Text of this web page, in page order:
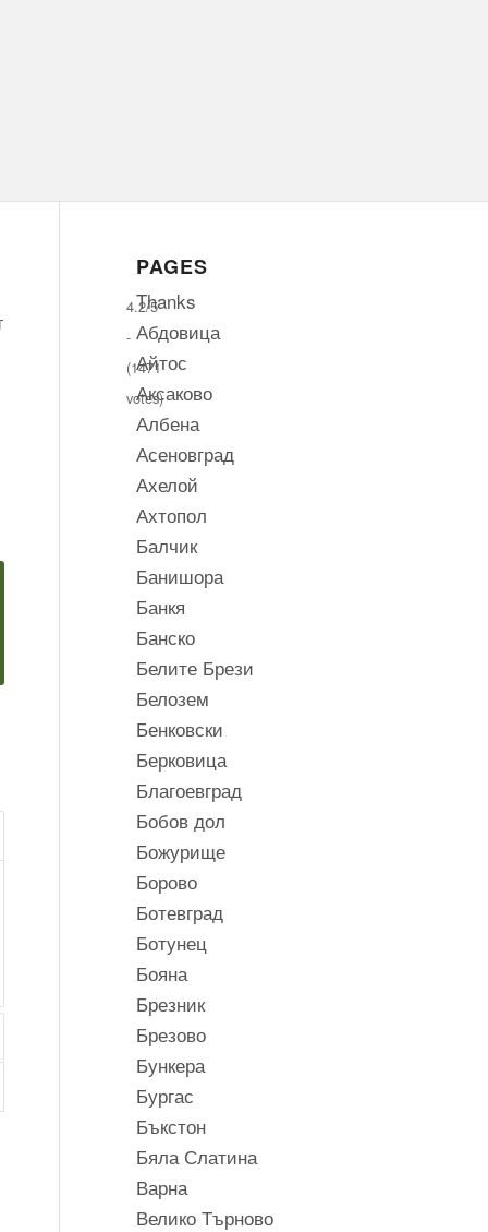
4.2/5
-
(1471
votes)
PAGES
Thanks
Абдовица
Айтос
Аксаково
Албена
Асеновград
Ахелой
Ахтопол
Балчик
Банишора
Банкя
Банско
Белите Брези
Белозем
Бенковски
Берковица
Благоевград
Бобов дол
Божурище
Борово
Ботевград
Ботунец
Бояна
Брезник
Брезово
Бункера
Бургас
Бъкстон
Бяла Слатина
Варна
Велико Търново